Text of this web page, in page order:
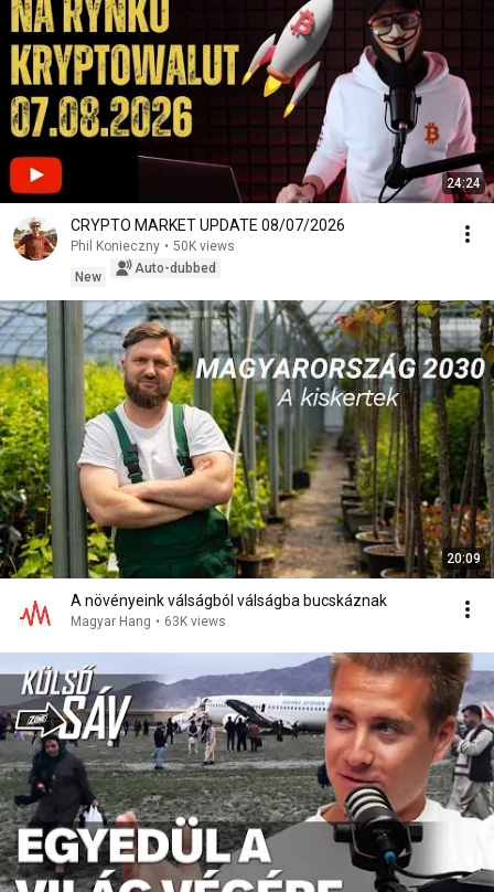
24:24
CRYPTO MARKET UPDATE 08/07/2026
Phil Konieczny • 50K views
New
Auto-dubbed
20:09
A növényeink válságból válságba bucskáznak
Magyar Hang • 63K views